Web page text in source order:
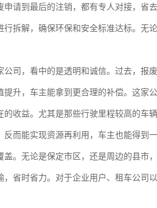
请到最后的注销，都有专人对接，省
行拆解，确保环保和安全标准达标。无
司，看中的是透明和诚信。过去，报
提升，车主能拿到更合理的补偿。这家
的收益。尤其是那些行驶里程较高的车
而能实现资源再利用，车主也能得到一
。无论是保定市区，还是周边的县市
省时省力。对于企业用户、租车公司